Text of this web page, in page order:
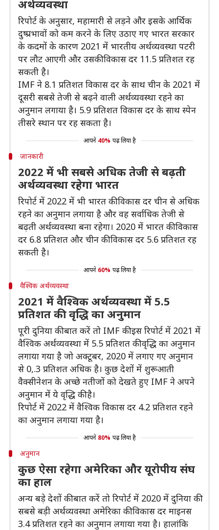
अर्थव्यवस्था
रिपोर्ट के अनुसार, महामारी से लड़ने और इसके आर्थिक
दुष्प्रभावों को कम करने के लिए उठाए गए भारत सरकार
के कदमों के कारण 2021 में भारतीय अर्थव्यवस्था पटरी
पर लौट आएगी और उसकी विकास दर 11.5 प्रतिशत रह
सकती है।
IMF ने 8.1 प्रतिशत विकास दर के साथ चीन के 2021 में
दूसरी सबसे तेजी से बढ़ने वाली अर्थव्यवस्था रहने का
अनुमान लगाया है। 5.9 प्रतिशत विकास दर के साथ स्पेन
तीसरे स्थान पर रह सकता है।
आपने 40% पढ़ लिया है
जानकारी
2022 में भी सबसे अधिक तेजी से बढ़ती
अर्थव्यवस्था रहेगा भारत
रिपोर्ट में 2022 में भी भारत की विकास दर चीन से अधिक
रहने का अनुमान लगाया है और वह सर्वाधिक तेजी से
बढ़ती अर्थव्यवस्था बना रहेगा। 2020 में भारत की विकास
दर 6.8 प्रतिशत और चीन की विकास दर 5.6 प्रतिशत रह
सकती है।
आपने 60% पढ़ लिया है
वैश्विक अर्थव्यवस्था
2021 में वैश्विक अर्थव्यवस्था में 5.5
प्रतिशत की वृद्धि का अनुमान
पूरी दुनिया की बात करें तो IMF की इस रिपोर्ट में 2021 में
वैश्विक अर्थव्यवस्था में 5.5 प्रतिशत की वृद्धि का अनुमान
लगाया गया है जो अक्टूबर, 2020 में लगाए गए अनुमान
से 0,.3 प्रतिशत अधिक है। कुछ देशों में शुरूआती
वैक्सीनेशन के अच्छे नतीजों को देखते हुए IMF ने अपने
अनुमान में ये वृद्धि की है।
रिपोर्ट में 2022 में वैश्विक विकास दर 4.2 प्रतिशत रहने
का अनुमान लगाया गया है।
आपने 80% पढ़ लिया है
अनुमान
कुछ ऐसा रहेगा अमेरिका और यूरोपीय संघ
का हाल
अन्य बड़े देशों की बात करें तो रिपोर्ट में 2020 में दुनिया की
सबसे बड़ी अर्थव्यवस्था अमेरिका की विकास दर माइनस
3.4 प्रतिशत रहने का अनुमान लगाया गया है। हालांकि